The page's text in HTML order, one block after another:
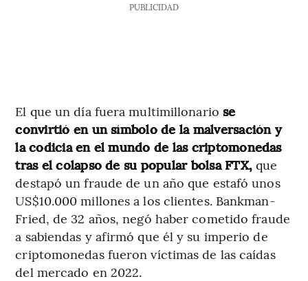
PUBLICIDAD
El que un día fuera multimillonario se
convirtió en un símbolo de la malversación y
la codicia en el mundo de las criptomonedas
tras el colapso de su popular bolsa FTX,que
destapó un fraude de un año que estafó unos
US$10.000 millones a los clientes. Bankman-
Fried, de 32 años, negó haber cometido fraude
a sabiendas y afirmó que él y su imperio de
criptomonedas fueron víctimas de las caídas
del mercado en 2022.